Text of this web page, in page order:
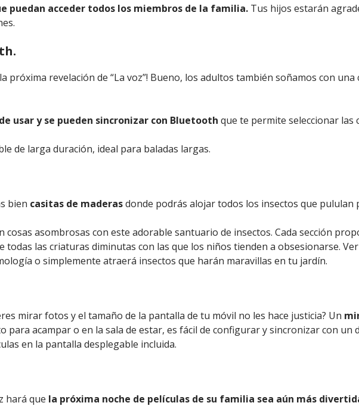
puedan acceder todos los miembros de la familia. Tus hijos estarán
próxima revelación de “La voz”! Bueno, los adultos también soñamos con
usar y se pueden sincronizar con Bluetooth que te permite seleccionar las
de larga duración, ideal para baladas largas.
bien casitas de maderasdonde podrás alojar todos los insectos que pululan
asombrosas con este adorable santuario de insectos. Cada sección
todas las criaturas diminutas con las que los niños tienden a obsesionarse.
o simplemente atraerá insectos que harán maravillas en tu jardín.
mirar fotos y el tamaño de la pantalla de tu móvil no les hace justicia? Un
para acampar o en la sala de estar, es fácil de configurar y sincronizar con un
en la pantalla desplegable incluida.
hará que la próxima noche de películas de su familia sea aún más